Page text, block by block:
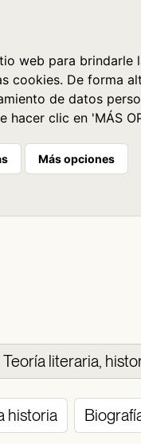
web para brindarle
cookies. De forma
de datos
clic en 'MÁS
Más opciones
Teoría literaria,
historia